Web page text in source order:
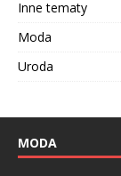
Inne tematy
Moda
Uroda
MODA